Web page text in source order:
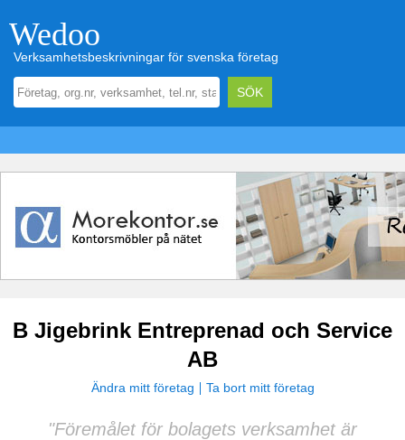
Wedoo
Verksamhetsbeskrivningar för svenska företag
B Jigebrink Entreprenad och Service
AB
Ändra mitt företag Ta bort mitt företag
"Föremålet för bolagets verksamhet är